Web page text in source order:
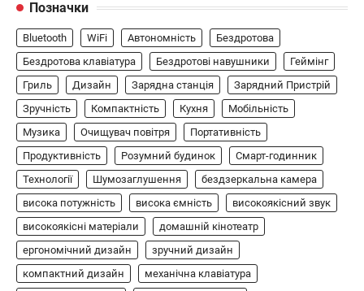
5
Бездротовий контролер 8BitDo Lite
SE 2.4G для Xbox
В'ячеслав 2024-09-03
8BitDo Lite SE 2.4G — це компактний
бездротовий контролер, розроблений
спеціально для Xbox. Завдяки своєму…
АУДІО КОЛОНКИ
Бездротова колонка LG XBOOM Go
XG2T
В'ячеслав 2024-09-07
LG XBOOM Go XG2T — це компактна
бездротова колонка, яка поєднує в собі
Позначки
Bluetooth WiFi Автономність
Бездротова
Бездротова клавіатура
Бездротові навушники
Геймінг
Гриль
Дизайн Зарядна станція
Зарядний Пристрій
Зручність
Компактність Кухня
Мобільність
Музика
Очищувач повітря
Портативність
Продуктивність
Розумний будинок
Смарт-годинник
Технології
Шумозаглушення
бездзеркальна камера
висока потужність
висока ємність
високоякісний звук
високоякісні матеріали
домашній кінотеатр
ергономічний дизайн
зручний дизайн
компактний дизайн
механічна клавіатура